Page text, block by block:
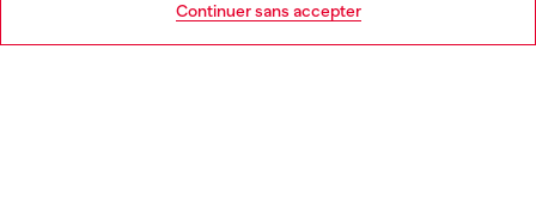
Continuer sans accepter